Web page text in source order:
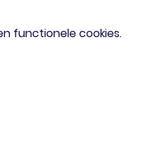
functionele cookies.